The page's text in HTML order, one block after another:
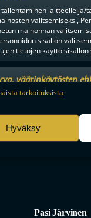
laitteelle ja/
valitsemiseksi,
mainonnan
sisällön
tietojen käyttö
väärinkäytösten
ja sisällön
tarkoituksista
Hyväksy
Pasi Järvinen